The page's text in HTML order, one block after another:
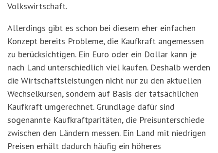
Volkswirtschaft.
Allerdings gibt es schon bei diesem eher einfachen
Konzept bereits Probleme, die Kaufkraft angemessen
zu berücksichtigen. Ein Euro oder ein Dollar kann je
nach Land unterschiedlich viel kaufen. Deshalb werden
die Wirtschaftsleistungen nicht nur zu den aktuellen
Wechselkursen, sondern auf Basis der tatsächlichen
Kaufkraft umgerechnet. Grundlage dafür sind
sogenannte Kaufkraftparitäten, die Preisunterschiede
zwischen den Ländern messen. Ein Land mit niedrigen
Preisen erhält dadurch häufig ein höheres